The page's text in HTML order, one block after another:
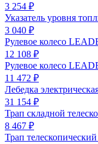
3 254 ₽
Указатель уровня
3 040 ₽
Рулевое колесо
12 108 ₽
Рулевое колесо
11 472 ₽
Лебедка
31 154 ₽
Трап складной
8 467 ₽
Трап